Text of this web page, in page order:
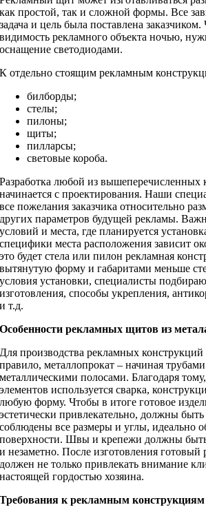
как простой, так и сложной формы. Все
задача и цель была поставлена
видимость рекламного объекта ночью,
оснащение светодиодами.
К отдельно стоящим рекламным
билборды;
стелы;
пилоны;
щиты;
пилларсы;
световые короба.
Разработка любой из вышеперечисленных
начинается с проектирования. Наши
все пожелания заказчика относительно
других параметров будущей рекламы.
условий и места, где планируется
специфики места расположения зависит
это будет стела или пилон рекламная
вытянутую форму и габаритами меньше
условия установки, специалисты
изготовления, способы укрепления,
и т.д.
Особенности рекламных щитов из
Для производства рекламных конструкций
правило, металлопрокат – начиная
металлическими полосами. Благодаря
элементов используется сварка,
любую форму. Чтобы в итоге готовое
эстетически привлекательно, должны
соблюдены все размеры и углы, идеально
поверхности. Швы и крепежи должны
и незаметно. После изготовления
должен не только привлекать внимание
настоящей гордостью хозяина.
Требования к рекламным конструкциям